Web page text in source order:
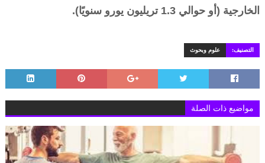
الخارجية (أو حوالي 1.3 تريليون يورو سنويًا).
التصنيف: علوم وبحوث
مواضيع ذات الصلة